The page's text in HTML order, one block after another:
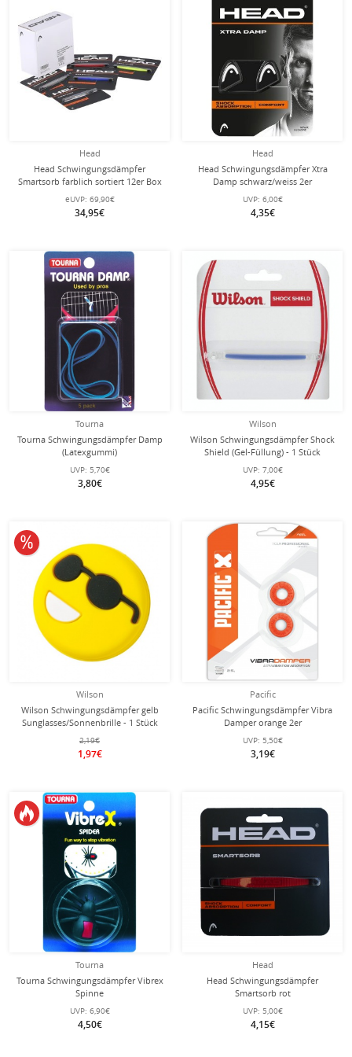
Head
Head Schwingungsdämpfer
Smartsorb farblich sortiert 12er Box
eUVP: 69,90€
34,95€
Head
Head Schwingungsdämpfer Xtra
Damp schwarz/weiss 2er
UVP: 6,00€
4,35€
Tourna
Tourna Schwingungsdämpfer Damp
(Latexgummi)
UVP: 5,70€
3,80€
Wilson
Wilson Schwingungsdämpfer Shock
Shield (Gel-Füllung) - 1 Stück
UVP: 7,00€
4,95€
Wilson
Wilson Schwingungsdämpfer gelb
Sunglasses/Sonnenbrille - 1 Stück
2,19€
1,97€
10% reduziert
Pacific
Pacific Schwingungsdämpfer Vibra
Damper orange 2er
UVP: 5,50€
3,19€
Tourna
Tourna Schwingungsdämpfer Vibrex
Spinne
UVP: 6,90€
4,50€
Head
Head Schwingungsdämpfer
Smartsorb rot
UVP: 5,00€
4,15€